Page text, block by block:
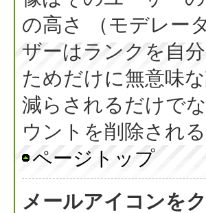
の高さ （モデレー
ザーはランクを自
ためだけに無意味
減らされるだけで
ウントを削除され
ページトップ
メールアイコンを